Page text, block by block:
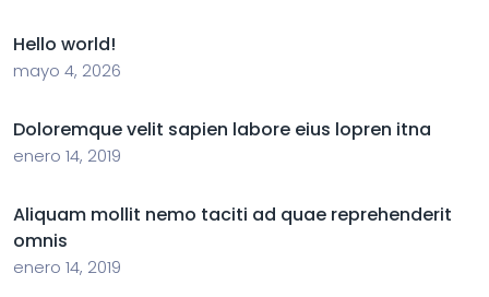
Hello world!
mayo 4, 2026
Doloremque velit sapien labore eius lopren itna
enero 14, 2019
Aliquam mollit nemo taciti ad quae reprehenderit
omnis
enero 14, 2019